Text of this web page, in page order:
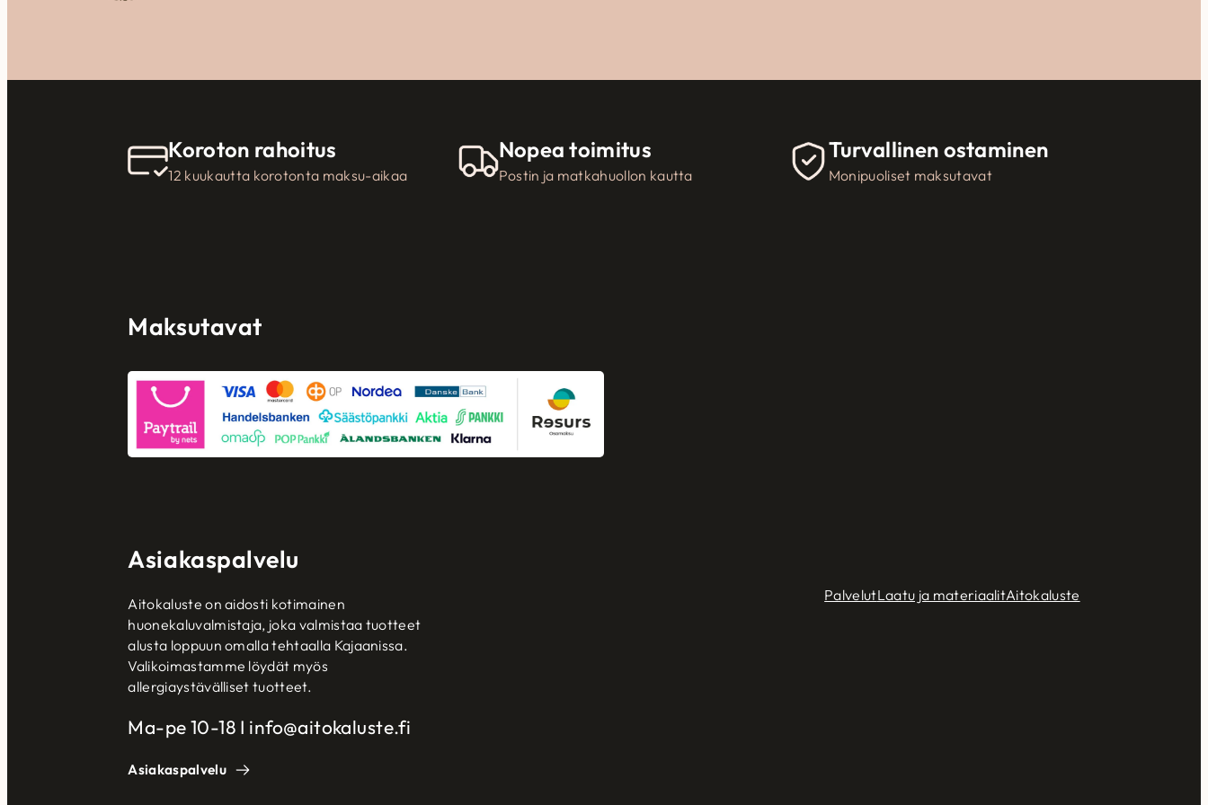
Koroton rahoitus
12 kuukautta korotonta maksu-aikaa
Nopea toimitus
Postin ja matkahuollon kautta
Turvallinen ostaminen
Monipuoliset maksutavat
Maksutavat
Asiakaspalvelu
Aitokaluste on aidosti kotimainen
huonekaluvalmistaja, joka valmistaa tuotteet
alusta loppuun omalla tehtaalla Kajaanissa.
Valikoimastamme löydät myös
allergiaystävälliset tuotteet.
Ma-pe 10-18 I info@aitokaluste.fi
Asiakaspalvelu
PalvelutLaatu ja materiaalitAitokaluste